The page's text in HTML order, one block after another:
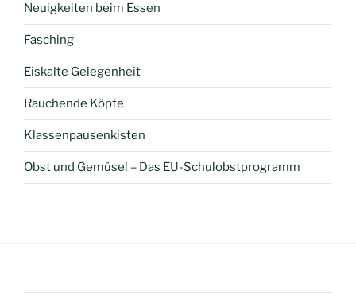
Neuigkeiten beim Essen
Fasching
Eiskalte Gelegenheit
Rauchende Köpfe
Klassenpausenkisten
Obst und Gemüse! – Das EU-Schulobstprogramm